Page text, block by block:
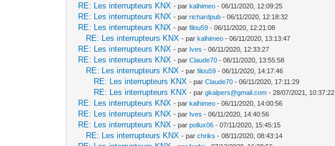
RE: Les interrupteurs KNX - parkalhimeo - 06/11/2020, 12:09:25
RE: Les interrupteurs KNX - parrichardpub - 06/11/2020, 12:18:32
RE: Les interrupteurs KNX - parfilou59 - 06/11/2020, 12:21:08
RE: Les interrupteurs KNX - parkalhimeo - 06/11/2020, 13:13:47
RE: Les interrupteurs KNX - par Ives - 06/11/2020, 12:33:27
RE: Les interrupteurs KNX - parClaude70 - 06/11/2020, 13:55:58
RE: Les interrupteurs KNX - parfilou59 - 06/11/2020, 14:17:46
RE: Les interrupteurs KNX - parClaude70 - 06/11/2020, 17:11:29
RE: Les interrupteurs KNX - pargkalpers@gmail.com - 28/07/2021, 10:37:22
RE: Les interrupteurs KNX - parkalhimeo - 06/11/2020, 14:00:56
RE: Les interrupteurs KNX - par Ives - 06/11/2020, 14:40:56
RE: Les interrupteurs KNX - parpollux06 - 07/11/2020, 15:45:15
RE: Les interrupteurs KNX - parchriks - 08/11/2020, 08:43:14